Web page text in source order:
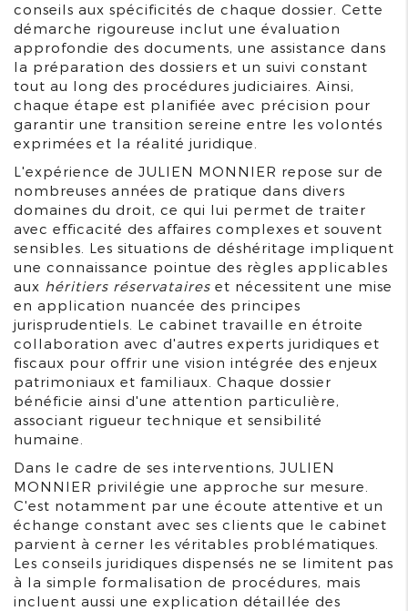
conseils aux spécificités de chaque dossier. Cette
démarche rigoureuse inclut une évaluation
approfondie des documents, une assistance dans
la préparation des dossiers et un suivi constant
tout au long des procédures judiciaires. Ainsi,
chaque étape est planifiée avec précision pour
garantir une transition sereine entre les volontés
exprimées et la réalité juridique.
L'expérience de JULIEN MONNIER repose sur de
nombreuses années de pratique dans divers
domaines du droit, ce qui lui permet de traiter
avec efficacité des affaires complexes et souvent
sensibles. Les situations de déshéritage impliquent
une connaissance pointue des règles applicables
aux héritiers réservataires et nécessitent une mise
en application nuancée des principes
jurisprudentiels. Le cabinet travaille en étroite
collaboration avec d'autres experts juridiques et
fiscaux pour offrir une vision intégrée des enjeux
patrimoniaux et familiaux. Chaque dossier
bénéficie ainsi d'une attention particulière,
associant rigueur technique et sensibilité
humaine.
Dans le cadre de ses interventions, JULIEN
MONNIER privilégie une approche sur mesure.
C'est notamment par une écoute attentive et un
échange constant avec ses clients que le cabinet
parvient à cerner les véritables problématiques.
Les conseils juridiques dispensés ne se limitent pas
à la simple formalisation de procédures, mais
incluent aussi une explication détaillée des